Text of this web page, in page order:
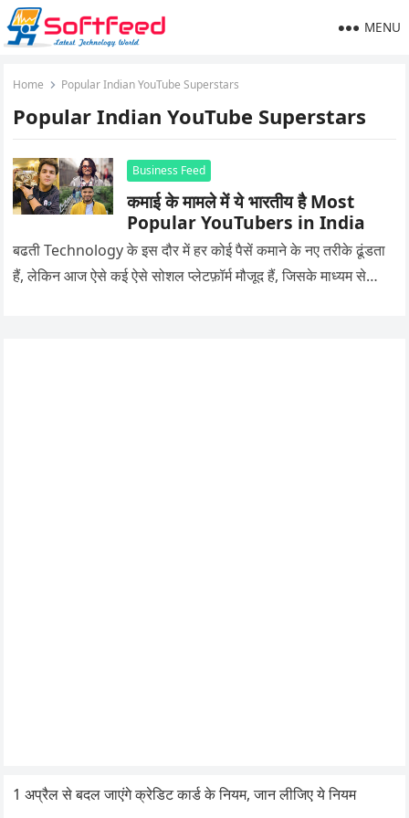
MENU
Home Popular Indian YouTube Superstars
Popular Indian YouTube Superstars
Business Feed
कमाई के मामले में ये भारतीय है Most
Popular YouTubers in India
बढती Technology के इस दौर में हर कोई पैसें कमाने के नए तरीके ढूंडता
हैं, लेकिन आज ऐसे कई ऐसे सोशल प्लेटफ़ॉर्म मौजूद हैं, जिसके माध्यम से…
1 अप्रैल से बदल जाएंगे क्रेडिट कार्ड के नियम, जान लीजिए ये नियम